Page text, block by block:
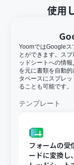
使用
YoomではGoogleス
とができます。ス
ッドシートへの情
を元に書類を自動
タベースにスプレ
ることも可能です。
テンプレート
フォームの受
ードに変換